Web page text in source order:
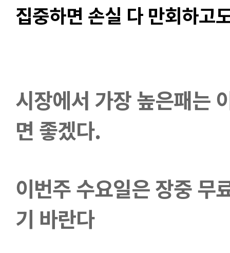
집중하면 손실 다 만회하고
시장에서 가장 높은패는
면 좋겠다.
이번주 수요일은 장중 무
기 바란다